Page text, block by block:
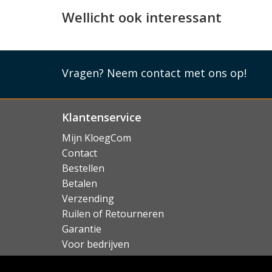
Wellicht ook interessant
Vragen? Neem contact met ons op!
Klantenservice
Mijn KloegCom
Contact
Bestellen
Betalen
Verzending
Ruilen of Retourneren
Garantie
Voor bedrijven
Over KloegCom.nl